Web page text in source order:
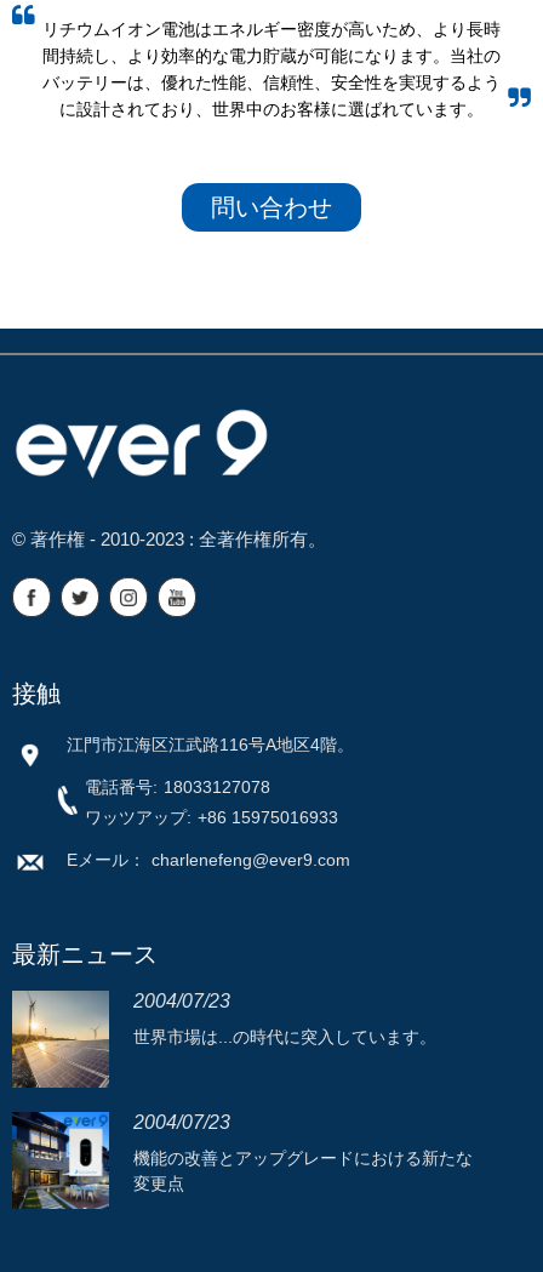
リチウムイオン電池はエネルギー密度が高いため、より長時
間持続し、より効率的な電力貯蔵が可能になります。当社の
バッテリーは、優れた性能、信頼性、安全性を実現するよう
に設計されており、世界中のお客様に選ばれています。
問い合わせ
© 著作権 - 2010-2023 : 全著作権所有。
接触
江門市江海区江武路116号A地区4階。
電話番号: 18033127078
ワッツアップ: +86 15975016933
Eメール： charlenefeng@ever9.com
最新ニュース
2004/07/23
世界市場は...の時代に突入しています。
2004/07/23
機能の改善とアップグレードにおける新たな
変更点